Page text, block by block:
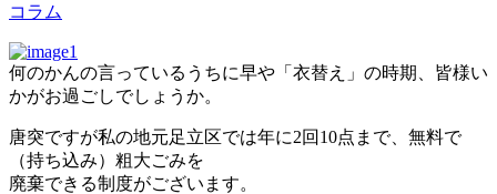
コラム
何のかんの言っているうちに早や「衣替え」の時期、皆様い
かがお過ごしでしょうか。
唐突ですが私の地元足立区では年に2回10点まで、無料で
（持ち込み）粗大ごみを
廃棄できる制度がございます。